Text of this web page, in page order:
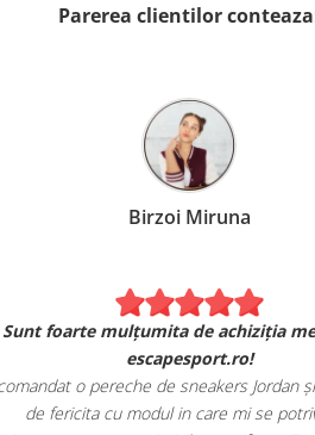
Parerea clientilor
Birzoi Miruna
Sunt foarte mulțumita de
escapesport.ro!
Am comandat o pereche de sneakers
de fericita cu modul in care mi